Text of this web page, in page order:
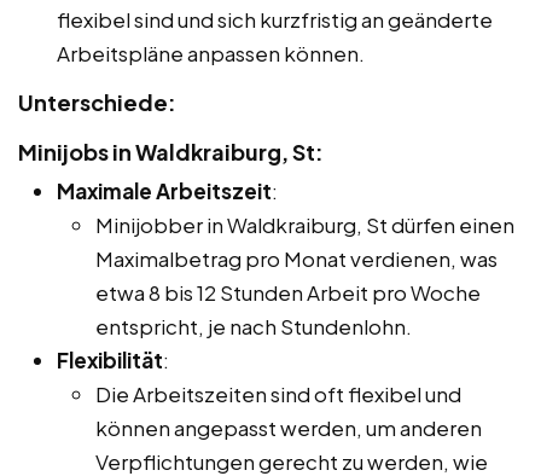
flexibel sind und sich kurzfristig an geänderte
Arbeitspläne anpassen können.
Unterschiede:
Minijobs in Waldkraiburg, St:
Maximale Arbeitszeit:
Minijobber in Waldkraiburg, St dürfen einen
Maximalbetrag pro Monat verdienen, was
etwa 8 bis 12 Stunden Arbeit pro Woche
entspricht, je nach Stundenlohn.
Flexibilität:
Die Arbeitszeiten sind oft flexibel und
können angepasst werden, um anderen
Verpflichtungen gerecht zu werden, wie